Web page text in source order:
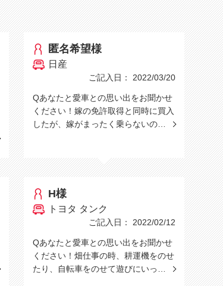
匿名希望様
日産
ご記入日： 2022/03/20
Qあなたと愛車との思い出をお聞かせ
ください！嫁の免許取得と同時に買入
したが、嫁がまったく乗らないの…
H様
トヨタ タンク
ご記入日： 2022/02/12
Qあなたと愛車との思い出をお聞かせ
ください！畑仕事の時、耕運機をのせ
たり、自転車をのせて遊びにいっ…